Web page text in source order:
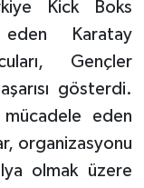
Kick Boks
eden Karatay
Gençler
gösterdi.
mücadele eden
organizasyonu
olmak üzere